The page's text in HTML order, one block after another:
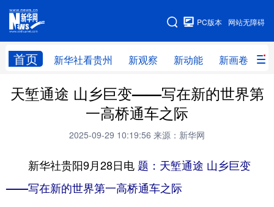
网站无障碍
PC版本
首页 新华社看贵州 新观察 新动能 新画卷
网站地图
新华社看贵州 新观察 新动能 新画卷
贵州领导 人事
直播
畅游贵州 数字贵州 律动贵州 健康贵州
光影贵州 部门之窗 县区直达
天堑通途 山乡巨变——写在新的世界第
一高桥通车之际
2025-09-29 10:19:56 来源：新华网
新华社贵阳9月28日电 题：天堑通途 山乡巨变
——写在新的世界第一高桥通车之际